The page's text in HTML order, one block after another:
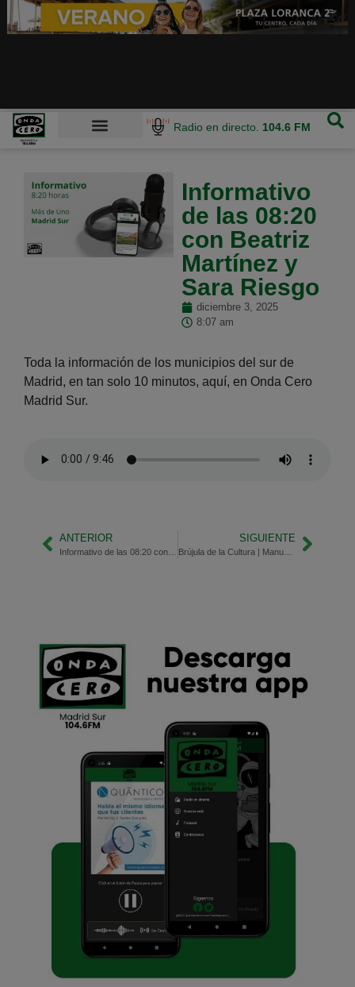
Radio en directo. 104.6 FM
Informativo
de las 08:20
con Beatriz
Martínez y
Sara Riesgo
diciembre 3, 2025
8:07 am
Toda la información de los municipios del sur de
Madrid, en tan solo 10 minutos, aquí, en Onda Cero
Madrid Sur.
ANTERIOR SIGUIENTE
Brújula de la Cultura | Manuel Praena